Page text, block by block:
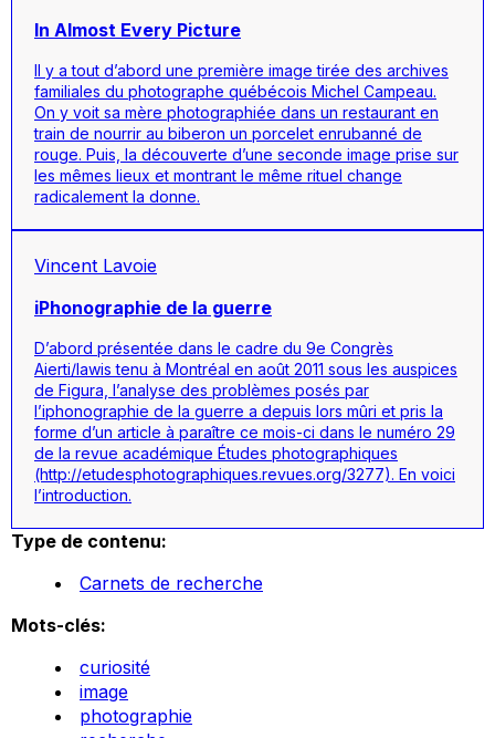
In Almost Every Picture
Il y a tout d’abord une première image tirée des archives
familiales du photographe québécois Michel Campeau.
On y voit sa mère photographiée dans un restaurant en
train de nourrir au biberon un porcelet enrubanné de
rouge. Puis, la découverte d’une seconde image prise sur
les mêmes lieux et montrant le même rituel change
radicalement la donne.
Vincent Lavoie
iPhonographie de la guerre
D’abord présentée dans le cadre du 9e Congrès
Aierti/Iawis tenu à Montréal en août 2011 sous les auspices
de Figura, l’analyse des problèmes posés par
l’iphonographie de la guerre a depuis lors mûri et pris la
forme d’un article à paraître ce mois-ci dans le numéro 29
de la revue académique Études photographiques
(http://etudesphotographiques.revues.org/3277). En voici
l’introduction.
Type de contenu:
Carnets de recherche
Mots-clés:
curiosité
image
photographie